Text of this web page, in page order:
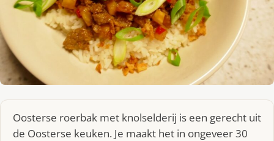
Oosterse roerbak met knolselderij is een gerecht uit
de Oosterse keuken. Je maakt het in ongeveer 30